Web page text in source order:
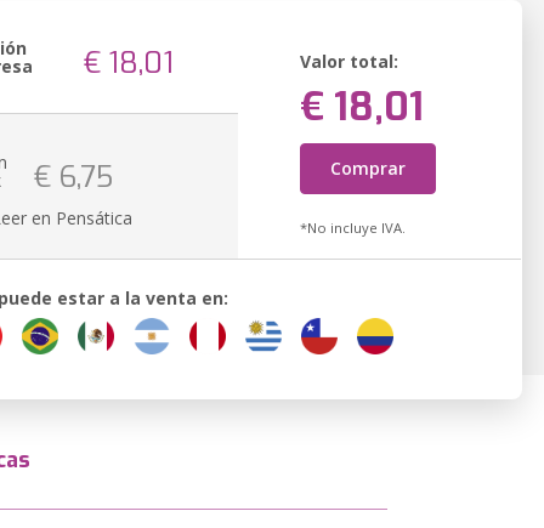
€ 18,01 Valor total:
€ 18,01
Comprar
*No incluye IVA.
€ 6,75
en Pensática
estar a la venta en: